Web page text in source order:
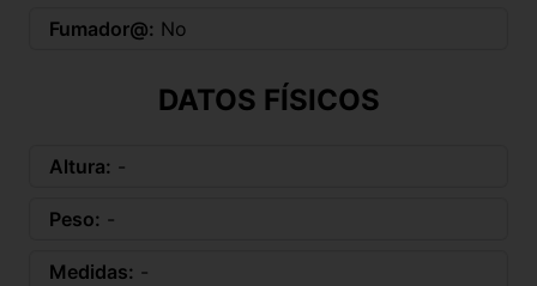
Fumador@: No
DATOS FÍSICOS
Altura: -
Peso: -
Medidas: -